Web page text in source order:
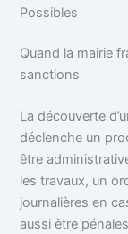
Possibles
Quand la mairie
sanctions
La découverte
déclenche un
être
les travaux, un
journalières en
aussi être